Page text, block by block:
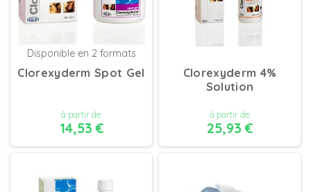
Disponible en 2 formats
Clorexyderm Spot Gel
à partir de
14,53 €
DÉTAILS
Clorexyderm 4%
Solution
à partir de
25,93 €
DÉTAILS